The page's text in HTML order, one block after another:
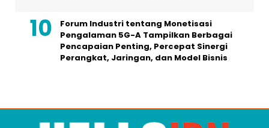
Forum Industri tentang Monetisasi
Pengalaman 5G-A Tampilkan Berbagai
Pencapaian Penting, Percepat Sinergi
Perangkat, Jaringan, dan Model Bisnis